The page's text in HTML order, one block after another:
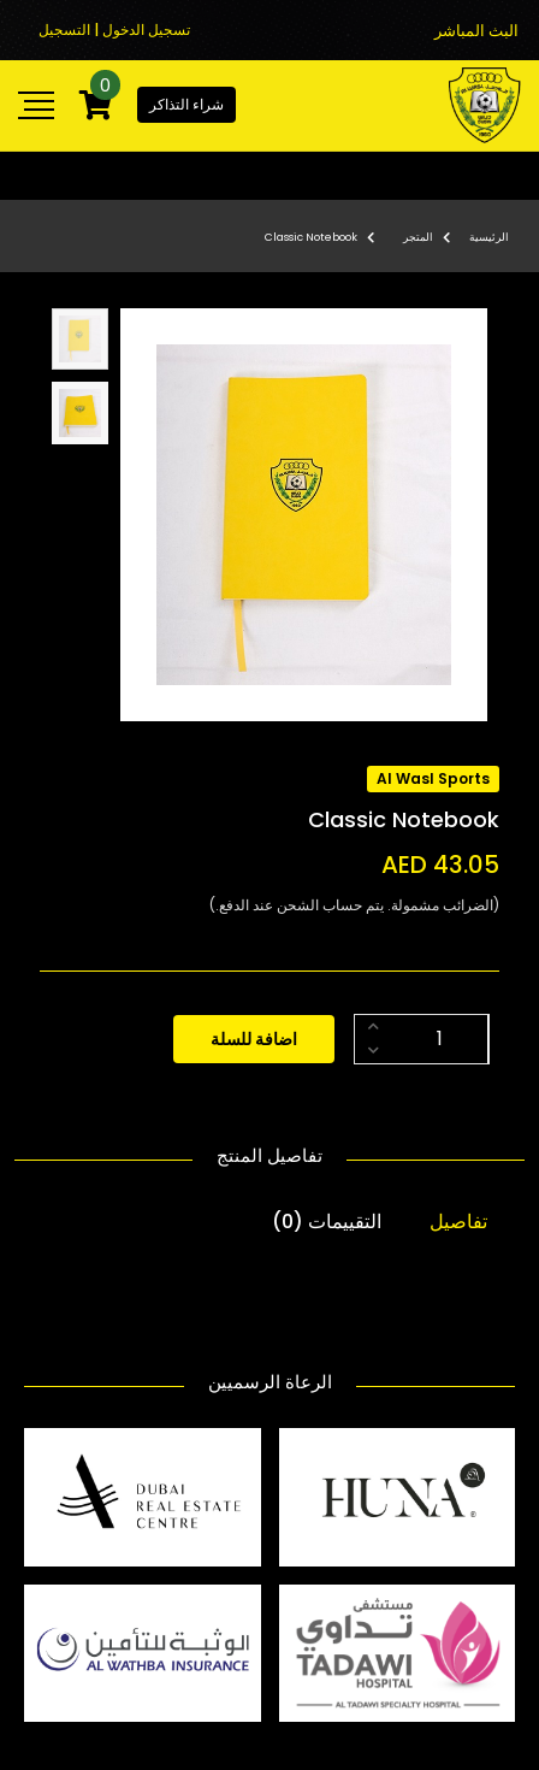
البث المباشر تسجيل الدخول | التسجيل
شراء التذاكر
0
الرئيسية المتجر Classic Notebook
Al Wasl Sports
Classic Notebook
AED 43.05
(الضرائب مشمولة. يتم حساب الشحن عند الدفع.)
اضافة للسلة
تفاصيل المنتج
تفاصيل التقييمات (0)
الرعاة الرسميين